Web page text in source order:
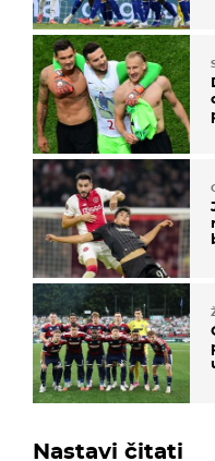
Nastavi čitati